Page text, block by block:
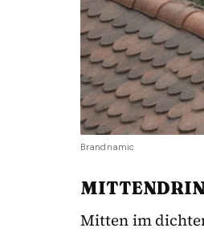
Brandnamic
Mitten im